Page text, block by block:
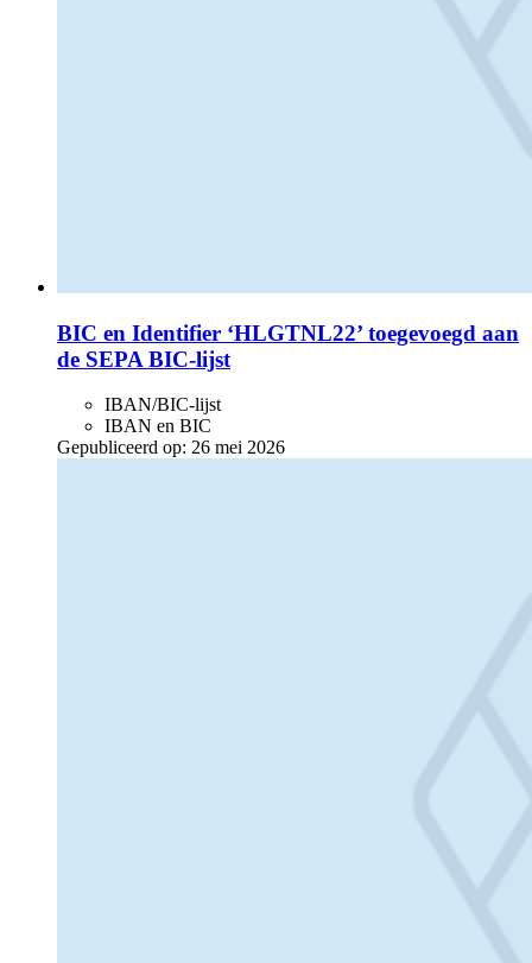
BIC en Identifier ‘HLGTNL22’ toegevoegd aan
de SEPA BIC-lijst
IBAN/BIC-lijst
IBAN en BIC
Gepubliceerd op: 26 mei 2026